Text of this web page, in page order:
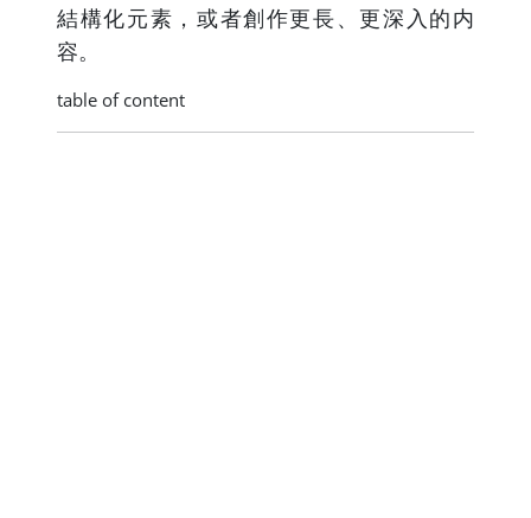
結構化元素，或者創作更長、更深入的内
容。
table of content